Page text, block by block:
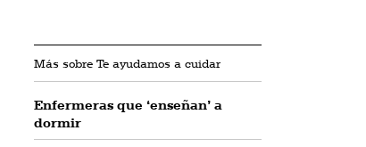
Más sobre Te ayudamos a cuidar
Enfermeras que ‘enseñan’ a
dormir